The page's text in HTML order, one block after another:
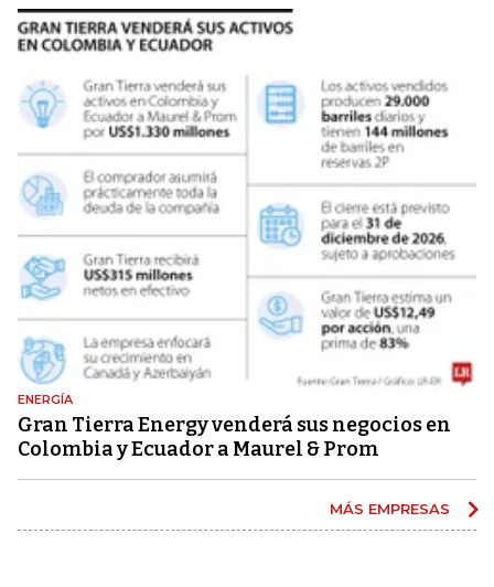
ENERGÍA
Gran Tierra Energy venderá sus negocios en
Colombia y Ecuador a Maurel & Prom
MÁS EMPRESAS